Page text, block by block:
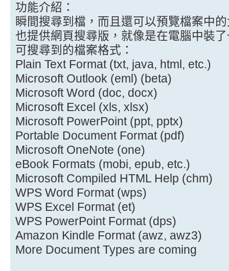
功能介紹：
瞬間搜尋到檔，而且還可以預覽檔案中
也提供網頁搜尋版，就像是在電腦中裝
可搜尋到的檔案格式：
Plain Text Format (txt, java, html, etc.)
Microsoft Outlook (eml) (beta)
Microsoft Word (doc, docx)
Microsoft Excel (xls, xlsx)
Microsoft PowerPoint (ppt, pptx)
Portable Document Format (pdf)
Microsoft OneNote (one)
eBook Formats (mobi, epub, etc.)
Microsoft Compiled HTML Help (chm)
WPS Word Format (wps)
WPS Excel Format (et)
WPS PowerPoint Format (dps)
Amazon Kindle Format (awz, awz3)
More Document Types are coming